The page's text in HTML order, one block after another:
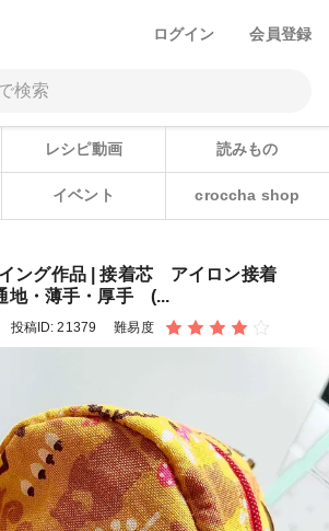
ログイン 会員登録
レシピ動画 読みもの
イベント croccha shop
ング作品 | 接着芯 アイロン接着
・薄手・厚手 (...
投稿ID:21379 難易度